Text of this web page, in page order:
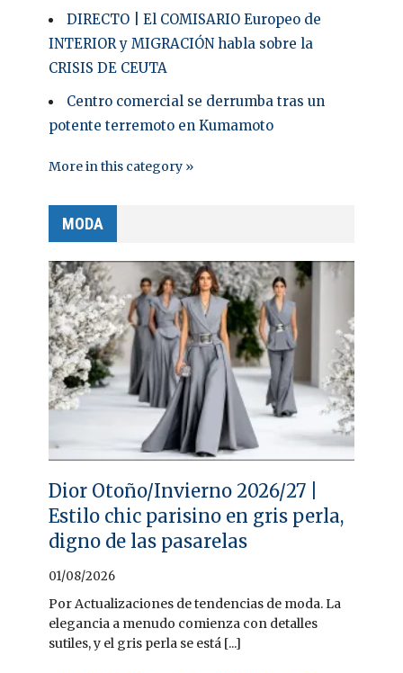
DIRECTO | El COMISARIO Europeo de
INTERIOR y MIGRACIÓN habla sobre la
CRISIS DE CEUTA
Centro comercial se derrumba tras un
potente terremoto en Kumamoto
More in this category »
MODA
Dior Otoño/Invierno 2026/27 |
Estilo chic parisino en gris perla,
digno de las pasarelas
01/08/2026
Por Actualizaciones de tendencias de moda. La
elegancia a menudo comienza con detalles
sutiles, y el gris perla se está [...]